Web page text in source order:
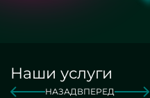
Наши услуги
НАЗАДВПЕРЕД